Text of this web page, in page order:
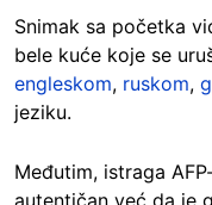
Snimak sa početka
bele kuće koje se
engleskom, ruskom,
jeziku.
Međutim, istraga
autentičan već da je